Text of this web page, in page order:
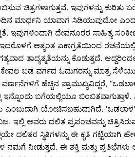
ಚಿತ್ರಗಳಾಗುತ್ತವೆ. ಇವುಗಳನ್ನು
ಮಾರ್ಧನಿ ಯಾವಾಗ ಸಿಡಿಯುವುದೋ
ಇವುಗಳಿಂದಾಗಿ ದೇವನೂರರ
ಅತ್ಯಂತ ಏಕಾಗ್ರತೆಯಿಂದ
ತಾದ್ಯತ್ಮತೆಯನ್ನು ಕೊಡುತ್ತದೆ.
ಬಡ ವರ್ಗದ ಓದುಗರನ್ನು ಮಾತ್ರ
ಹೆಚ್ಚಿನ ಪ್ರಾಮುಖ್ಯವಿದ್ದರೆ,
ಬಗೆಯಲ್ಲಿಯೂ ಬಿಂಬಿತವಾಗುತ್ತಾಳೆ.
ಎಂಬುದಾಗಿ ಯೋಚಿಸಬಹುದಾಗಿದೆ.
ಇಲ್ಲಿ ಅವರು ದಲಿತ ಪ್ರಪಂಚವನ್ನು
ಸ್ಥಿತಿಗಳನ್ನು ಈ ಕೃತಿ ಗಟ್ಟಿಯಾಗಿ
ನೀಡುತ್ತದೆ. ಈ ಶಕ್ತಿ ಮತ್ತು